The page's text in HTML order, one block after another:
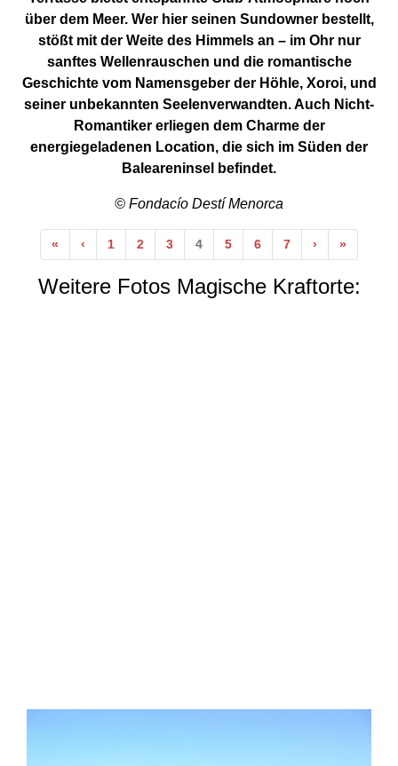
über dem Meer. Wer hier seinen Sundowner bestellt,
stößt mit der Weite des Himmels an – im Ohr nur
sanftes Wellenrauschen und die romantische
Geschichte vom Namensgeber der Höhle, Xoroi, und
seiner unbekannten Seelenverwandten. Auch Nicht-
Romantiker erliegen dem Charme der
energiegeladenen Location, die sich im Süden der
Baleareninsel befindet.
© Fondacío Destí Menorca
« Anfang
‹ Vorherige
1 2 3 4 5 6 7 › Nächste
»
Weitere Fotos Magische Kraftorte: